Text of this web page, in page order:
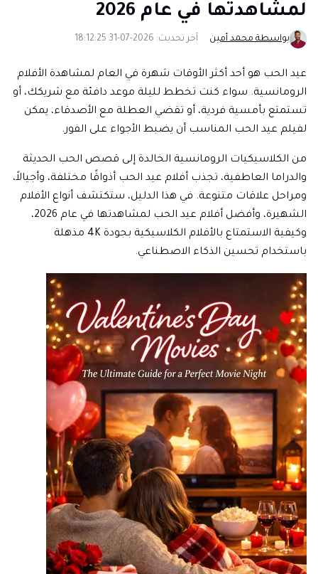
لمشاهدتها في عام 2026
بواسطة محمد أمين آخر تحديث: 2026-07-31 18:12:25
عيد الحب هو أحد أكثر الأوقات شهرة في العام لمشاهدة الأفلام
الرومانسية. سواء كنت تخطط لليلة موعد دافئة مع شريكك، أو
تستمتع بأمسية فردية، أو تقضي العطلة مع الأصدقاء، يمكن
لفيلم عيد الحب المناسب أن يضبط الأجواء على الفور.
من الكلاسيكيات الرومانسية الخالدة إلى قصص الحب الحديثة
والدراما العاطفية، تجذب أفلام عيد الحب أذواقًا مختلفة، وأجيالاً،
ومراحل علاقات متنوعة. في هذا الدليل، ستكتشف أنواع الأفلام
الشهيرة، وأفضل أفلام عيد الحب لمشاهدتها في عام 2026،
وكيفية الاستمتاع بالأفلام الكلاسيكية بجودة 4K مذهلة
باستخدام تحسين الذكاء الاصطناعي.